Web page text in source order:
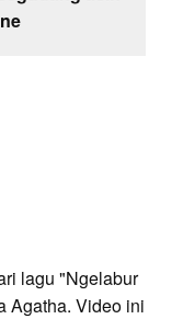
lagu "Ngelabur
Agatha. Video ini